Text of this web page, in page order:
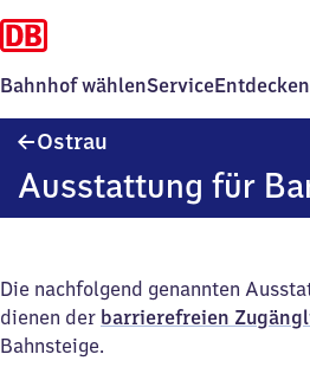
Bahnhof wählenServiceEntdecken
Ostrau
Ausstattung für
Die nachfolgend genannten
dienen der barrierefreien
Bahnsteige.